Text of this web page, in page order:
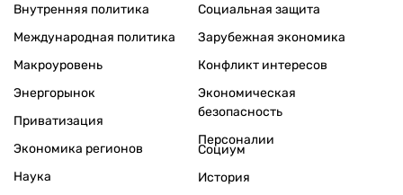
Внутренняя политика
Международная политика
Макроуровень
Энергорынок
Приватизация
Экономика регионов
Социальная защита
Зарубежная экономика
Конфликт интересов
Экономическая
безопасность
Персоналии
Наука
Социум
История